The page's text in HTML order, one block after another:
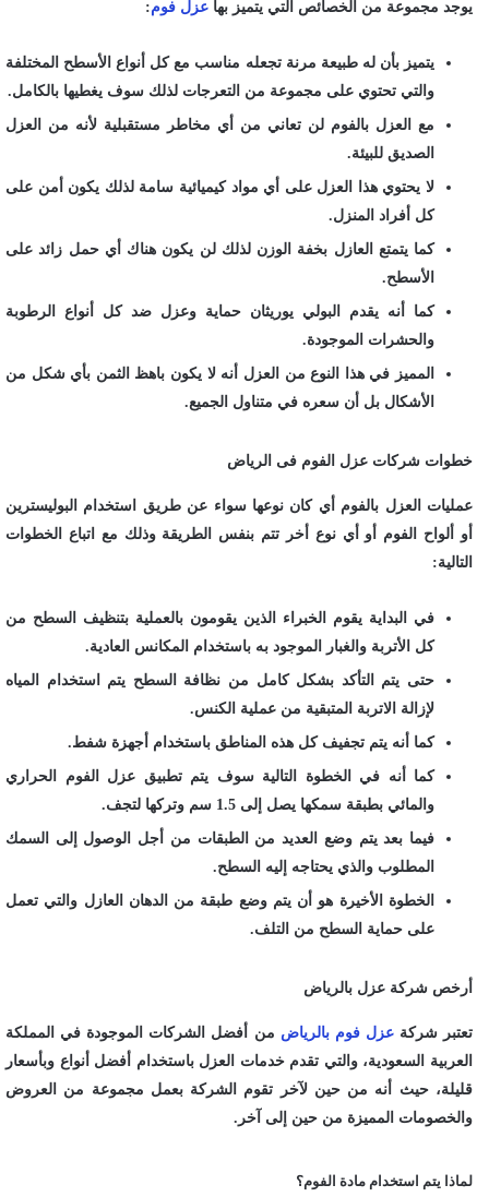
يوجد مجموعة من الخصائص التي يتميز بها عزل فوم:
يتميز بأن له طبيعة مرنة تجعله مناسب مع كل أنواع الأسطح المختلفة
والتي تحتوي على مجموعة من التعرجات لذلك سوف يغطيها بالكامل.
مع العزل بالفوم لن تعاني من أي مخاطر مستقبلية لأنه من العزل
الصديق للبيئة.
لا يحتوي هذا العزل على أي مواد كيميائية سامة لذلك يكون أمن على
كل أفراد المنزل.
كما يتمتع العازل بخفة الوزن لذلك لن يكون هناك أي حمل زائد على
الأسطح.
كما أنه يقدم البولي يوريثان حماية وعزل ضد كل أنواع الرطوبة
والحشرات الموجودة.
المميز في هذا النوع من العزل أنه لا يكون باهظ الثمن بأي شكل من
الأشكال بل أن سعره في متناول الجميع.
خطوات شركات عزل الفوم فى الرياض
عمليات العزل بالفوم أي كان نوعها سواء عن طريق استخدام البوليسترين
أو ألواح الفوم أو أي نوع أخر تتم بنفس الطريقة وذلك مع اتباع الخطوات
التالية:
في البداية يقوم الخبراء الذين يقومون بالعملية بتنظيف السطح من
كل الأتربة والغبار الموجود به باستخدام المكانس العادية.
حتى يتم التأكد بشكل كامل من نظافة السطح يتم استخدام المياه
لإزالة الاتربة المتبقية من عملية الكنس.
كما أنه يتم تجفيف كل هذه المناطق باستخدام أجهزة شفط.
كما أنه في الخطوة التالية سوف يتم تطبيق عزل الفوم الحراري
والمائي بطبقة سمكها يصل إلى 1.5 سم وتركها لتجف.
فيما بعد يتم وضع العديد من الطبقات من أجل الوصول إلى السمك
المطلوب والذي يحتاجه إليه السطح.
الخطوة الأخيرة هو أن يتم وضع طبقة من الدهان العازل والتي تعمل
على حماية السطح من التلف.
أرخص شركة عزل بالرياض
تعتبر شركةعزل فوم بالرياض من أفضل الشركات الموجودة في المملكة
العربية السعودية، والتي تقدم خدمات العزل باستخدام أفضل أنواع وبأسعار
قليلة، حيث أنه من حين لآخر تقوم الشركة بعمل مجموعة من العروض
والخصومات المميزة من حين إلى آخر.
لماذا يتم استخدام مادة الفوم؟